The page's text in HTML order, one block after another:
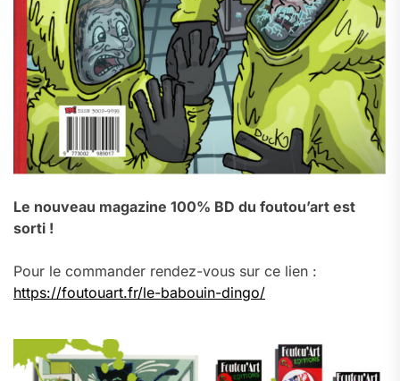
Le nouveau magazine 100% BD du foutou’art est
sorti !
Pour le commander rendez-vous sur ce lien :
https://foutouart.fr/le-babouin-dingo/